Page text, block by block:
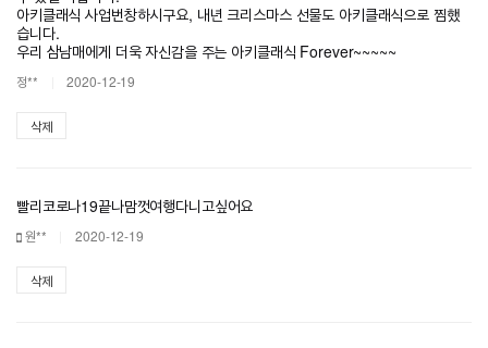
아키클래식 사업번창하시구요, 내년 크리스마스 선물도 아키클래식으로 찜했
습니다.
우리 삼남매에게 더욱 자신감을 주는 아키클래식 Forever~~~~~
정** 2020-12-19
삭제
빨리코로나19끝나맘껏여행다니고싶어요
원** 2020-12-19
삭제